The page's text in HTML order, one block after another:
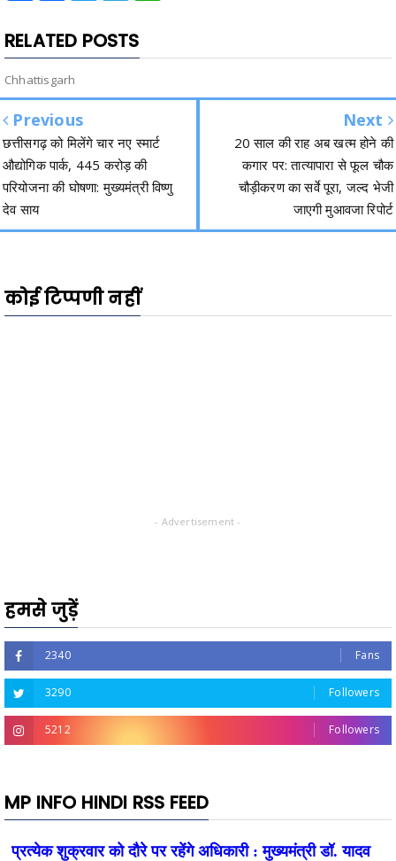
RELATED POSTS
Chhattisgarh
Previous
छत्तीसगढ़ को मिलेंगे चार नए स्मार्ट
औद्योगिक पार्क, 445 करोड़ की
परियोजना की घोषणा: मुख्यमंत्री विष्णु
देव साय
Next
20 साल की राह अब खत्म होने की
कगार पर: तात्यापारा से फूल चौक
चौड़ीकरण का सर्वे पूरा, जल्द भेजी
जाएगी मुआवजा रिपोर्ट
कोई टिप्पणी नहीं
- Advertisement -
हमसे जुड़ें
2340 Fans
3290 Followers
5212 Followers
MP INFO HINDI RSS FEED